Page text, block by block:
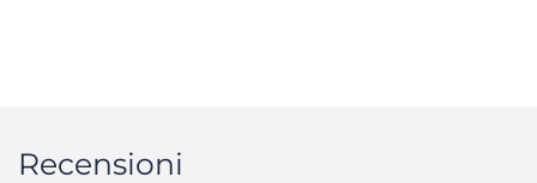
Recensioni